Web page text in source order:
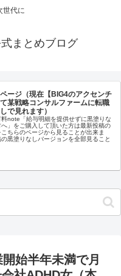
世代に
まとめブログ
ージ（現在【BIG4のアクセンチ
某戦略コンサルファームに転職
で見れます）
note「給与明細を提供せずに黒塗りな
」をご購入して頂いた方は最新投稿の
ちらのページから見ることが出来ま
黒塗りなしバージョンを全部見ること
始半年未満で月